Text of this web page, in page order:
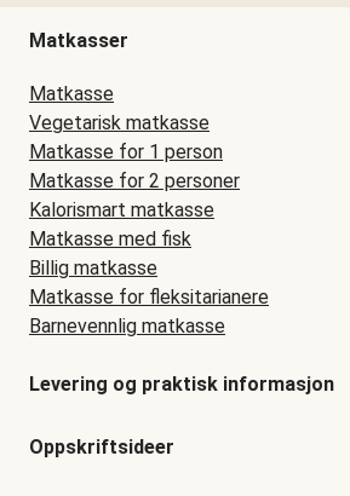
Matkasser
Matkasse
Vegetarisk matkasse
Matkasse for 1 person
Matkasse for 2 personer
Kalorismart matkasse
Matkasse med fisk
Billig matkasse
Matkasse for fleksitarianere
Barnevennlig matkasse
Levering og praktisk informasjon
Oppskriftsideer